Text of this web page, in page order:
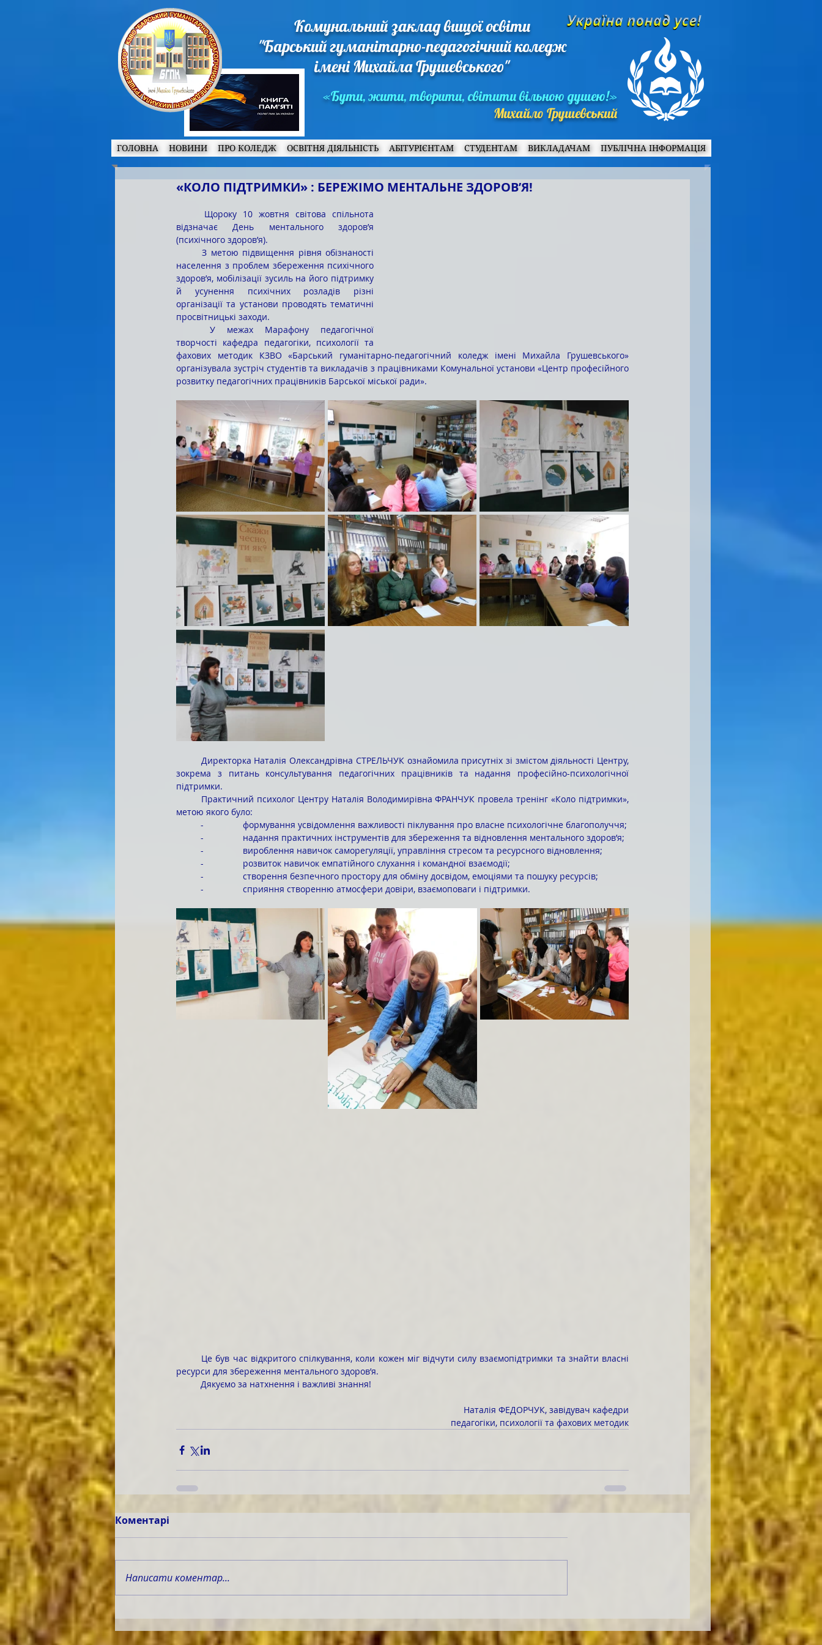
Комунальний заклад вищої освіти
"Барський гуманітарно-педагогічний коледж
імені Михайла Грушевського"
«Бути, жити, творити, світити вільною душею!»
Михайло Грушевський
ГОЛОВНА НОВИНИ ПРО КОЛЕДЖ ОСВІТНЯ ДІЯЛЬНІСТЬ АБІТУРІЄНТАМ СТУДЕНТАМ ВИКЛАДАЧАМ ПУБЛІЧНА ІНФОРМАЦІЯ
«КОЛО ПІДТРИМКИ» : БЕРЕЖІМО МЕНТАЛЬНЕ ЗДОРОВ’Я!
відзначає День ментального здоров’я
(психічного здоров’я).
	З метою підвищення рівня обізнаності
населення з проблем збереження психічного
здоров’я, мобілізації зусиль на його підтримку
й усунення психічних розладів різні
організації та установи проводять тематичні
просвітницькі заходи.
творчості кафедра педагогіки, психології та
фахових методик КЗВО «Барський гуманітарно-педагогічний коледж імені Михайла Грушевського»
організувала зустріч студентів та викладачів з працівниками Комунальної установи «Центр професійного
розвитку педагогічних працівників Барської міської ради».
зокрема з питань консультування педагогічних працівників та надання професійно-психологічної
підтримки.
метою якого було:
	-                формування усвідомлення важливості піклування про власне психологічне благополуччя;
	-                надання практичних інструментів для збереження та відновлення ментального здоров’я;
	-                вироблення навичок саморегуляції, управління стресом та ресурсного відновлення;
	-                розвиток навичок емпатійного слухання і командної взаємодії;
	-                створення безпечного простору для обміну досвідом, емоціями та пошуку ресурсів;
	-                сприяння створенню атмосфери довіри, взаємоповаги і підтримки.
ресурси для збереження ментального здоров’я.
	Дякуємо за натхнення і важливі знання!
Наталія ФЕДОРЧУК, завідувач кафедри
педагогіки, психології та фахових методик
Коментарі
Написати коментар...